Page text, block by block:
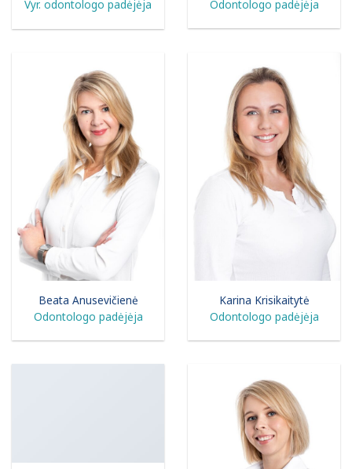
Vyr. odontologo padėjėja Odontologo padėjėja
Beata Anusevičienė
Odontologo padėjėja
Karina Krisikaitytė
Odontologo padėjėja